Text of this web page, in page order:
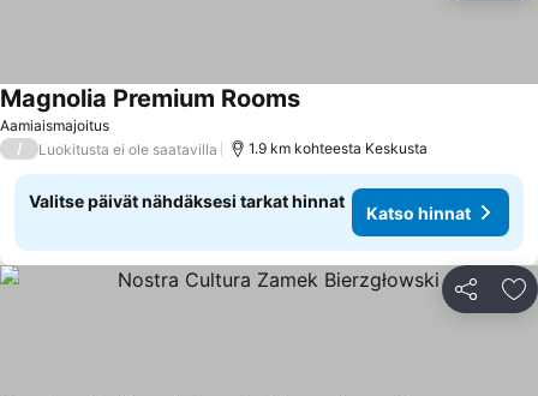
Aamiaismajoitus
Magnolia Premium RoomsKatso hinnat
/ Luokitusta ei ole saatavilla 1.9 km kohteesta Keskusta
Valitse päivät nähdäksesi tarkat hinnat
Katso hinnat
Jaa